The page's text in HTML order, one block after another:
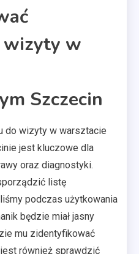
wizyty w
Szczecin
do wizyty w warsztacie
jest kluczowe dla
oraz diagnostyki.
listę
podczas użytkowania
będzie miał jasny
mu zidentyfikować
również sprawdzić